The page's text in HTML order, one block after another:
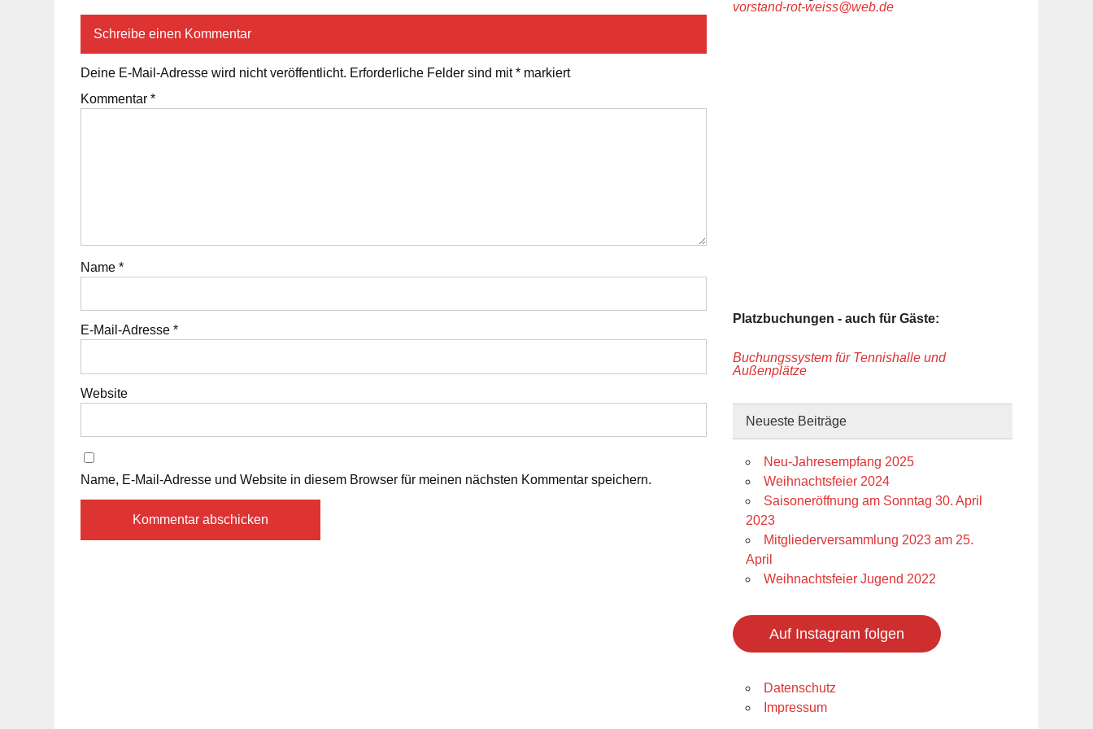
Schreibe einen Kommentar
Deine E-Mail-Adresse wird nicht veröffentlicht. Erforderliche Felder sind mit* markiert
Kommentar*
Name*
E-Mail-Adresse*
Website
Name, E-Mail-Adresse und Website in diesem Browser für meinen nächsten Kommentar speichern.
vorstand-rot-weiss@web.de
Platzbuchungen - auch für Gäste:
Buchungssystem für Tennishalle und
Außenplätze
Neueste Beiträge
Neu-Jahresempfang 2025
Weihnachtsfeier 2024
Saisoneröffnung am Sonntag 30. April
2023
Mitgliederversammlung 2023 am 25.
April
Weihnachtsfeier Jugend 2022
Auf Instagram folgen
Datenschutz
Impressum